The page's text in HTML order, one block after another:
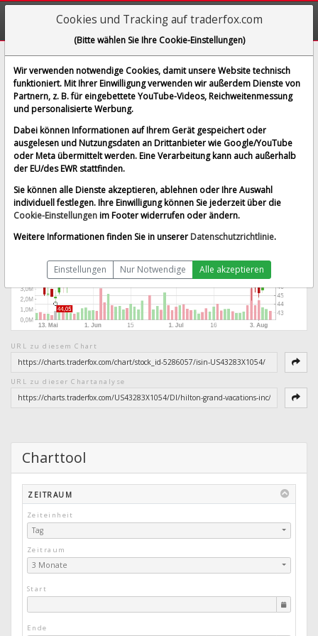
Hilton Grand Vacations Inc.
[HGV | WKN A2AQ05 | ISIN US43283X1054]
46,466 $ 0,06 %
Echtzeit-Aktienkurs vom 07.08.2026 um 08:47 Uhr
Echtzeit USD Splitbereinigt
URL zu diesem Chart
URL zu dieser Chartanalyse
Charttool
ZEITRAUM
Zeiteinheit
Tag
Zeitraum
3 Monate
Start
Ende
Cookies und Tracking auf traderfox.com
(Bitte wählen Sie Ihre Cookie-Einstellungen)
Wir verwenden notwendige Cookies, damit unsere Website technisch
funktioniert. Mit Ihrer Einwilligung verwenden wir außerdem Dienste von
Partnern, z. B. für eingebettete YouTube-Videos, Reichweitenmessung
und personalisierte Werbung.
Dabei können Informationen auf Ihrem Gerät gespeichert oder
ausgelesen und Nutzungsdaten an Drittanbieter wie Google/YouTube
oder Meta übermittelt werden. Eine Verarbeitung kann auch außerhalb
der EU/des EWR stattfinden.
Sie können alle Dienste akzeptieren, ablehnen oder Ihre Auswahl
individuell festlegen. Ihre Einwilligung können Sie jederzeit über die
Cookie-Einstellungenim Footer widerrufen oder ändern.
Weitere Informationen finden Sie in unserer Datenschutzrichtlinie.
Einstellungen Nur Notwendige Alle akzeptieren